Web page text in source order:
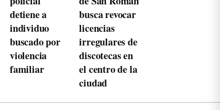
detiene a
individuo
buscado por
violencia
familiar
busca revocar
licencias
irregulares de
discotecas en
el centro de la
ciudad